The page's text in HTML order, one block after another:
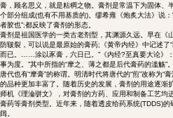
膏，顾名思义，就是粘稠之物。膏剂是常温下为固体、
个部分组成(也有不用基质的)。缪希雍《炮炙大法》说
者胶也”;都反映了膏剂的形态。
膏剂是祖国医学的一类古老剂型，其渊源久远。早在《
防皲裂，可以说是最原始的膏药;《黄帝内经》中记述
而已。……涂以豕膏，六日已。”《内经?至真要大论》
事为度。”其中所指的“摩之、薄之都是后代膏药的滥觞”。
唐代也有“摩膏”的称谓。明清时代将唐代的“煎”改称为“
的品种更加丰富了。随着历史的发展，膏剂的用途逐渐
师机《理淪骈文》，对膏剂的方药、应用和制备工艺均
膏药等膏剂类型。近年来，随着透皮给药系统(TDDS)
阔。